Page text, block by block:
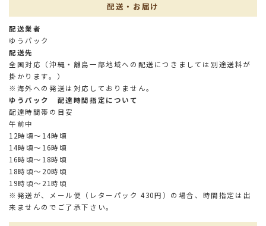
配送・お届け
配送業者
ゆうパック
配送先
全国対応（沖縄・離島一部地域への配送につきましては別途送料が
掛かります。）
※海外への発送は対応しておりません。
ゆうパック 配達時間指定について
配達時間帯の目安
午前中
12時頃～14時頃
14時頃～16時頃
16時頃～18時頃
18時頃～20時頃
19時頃～21時頃
※発送が、メール便（レターパック 430円）の場合、時間指定は出
来ませんのでご了承下さい。